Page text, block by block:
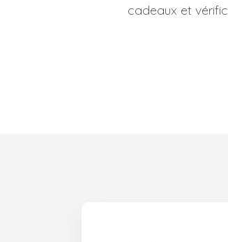
cadeaux et